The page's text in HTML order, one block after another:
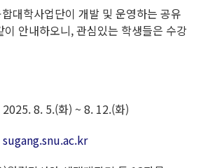
대학사업단이 개발 및 운영하는 공유
안내하오니, 관심있는 학생들은 수강
8. 5.(화) ~ 8. 12.(화)
sugang.snu.ac.kr